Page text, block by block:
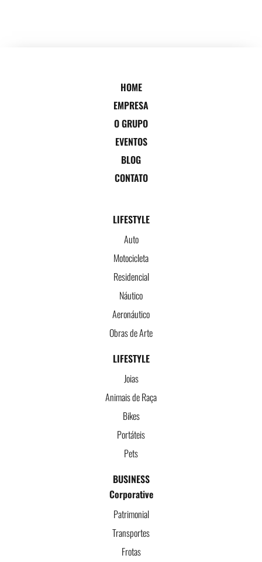
HOME
EMPRESA
O GRUPO
EVENTOS
BLOG
CONTATO
LIFESTYLE
Auto
Motocicleta
Residencial
Náutico
Aeronáutico
Obras de Arte
LIFESTYLE
Joias
Animais de Raça
Bikes
Portáteis
Pets
BUSINESS
Corporative
Patrimonial
Transportes
Frotas